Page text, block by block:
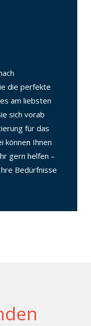
die perfekte
am liebsten
sich vorab
für das
können Ihnen
gern helfen –
Bedürfnisse